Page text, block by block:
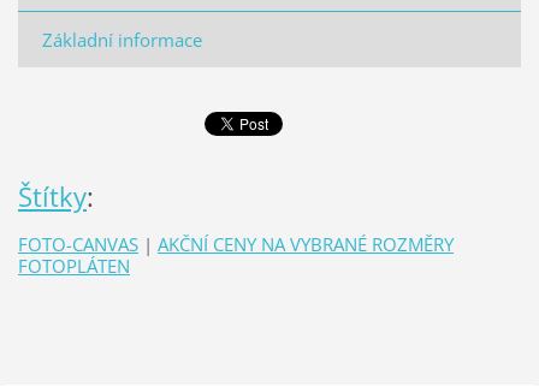
Základní informace
Štítky:
FOTO-CANVAS | AKČNÍ CENY NA VYBRANÉ ROZMĚRY
FOTOPLÁTEN